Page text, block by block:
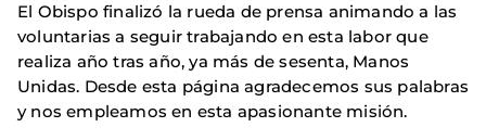
El Obispo finalizó la rueda de prensa animando a las
voluntarias a seguir trabajando en esta labor que
realiza año tras año, ya más de sesenta, Manos
Unidas. Desde esta página agradecemos sus palabras
y nos empleamos en esta apasionante misión.